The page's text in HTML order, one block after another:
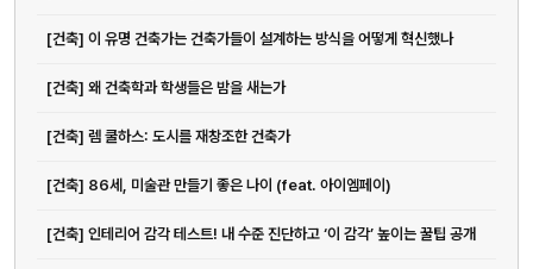
[건축] 이 유명 건축가는 건축가들이 설계하는 방식을 어떻게 혁신했나
[건축] 왜 건축학과 학생들은 밤을 새는가
[건축] 렘 쿨하스: 도시를 재창조한 건축가
[건축] 86세, 미술관 만들기 좋은 나이 (feat. 아이엠페이)
[건축] 인테리어 감각 테스트! 내 수준 진단하고 ‘이 감각’ 높이는 꿀팁 공개